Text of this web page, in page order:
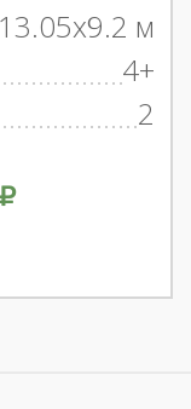
13.05x9.2 м
4+
2